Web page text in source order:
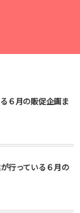
６月の販促企画ま
行っている６月の